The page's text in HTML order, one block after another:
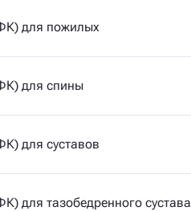
для пожилых
для спины
для суставов
для тазобедренного сустава